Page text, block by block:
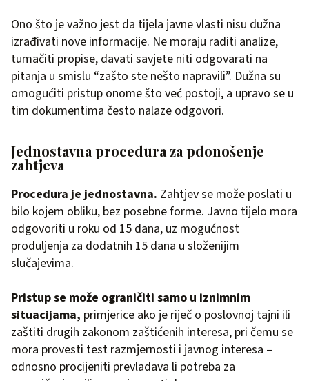
Ono što je važno jest da tijela javne vlasti nisu dužna
izrađivati nove informacije. Ne moraju raditi analize,
tumačiti propise, davati savjete niti odgovarati na
pitanja u smislu “zašto ste nešto napravili”. Dužna su
omogućiti pristup onome što već postoji, a upravo se u
tim dokumentima često nalaze odgovori.
Jednostavna procedura za pdonošenje
zahtjeva
Procedura je jednostavna. Zahtjev se može poslati u
bilo kojem obliku, bez posebne forme. Javno tijelo mora
odgovoriti u roku od 15 dana, uz mogućnost
produljenja za dodatnih 15 dana u složenijim
slučajevima.
Pristup se može ograničiti samo u iznimnim
situacijama, primjerice ako je riječ o poslovnoj tajni ili
zaštiti drugih zakonom zaštićenih interesa, pri čemu se
mora provesti test razmjernosti i javnog interesa –
odnosno procijeniti prevladava li potreba za